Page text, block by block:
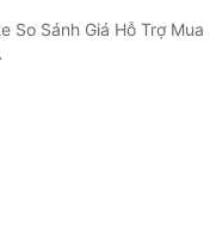
So Sánh Giá Hỗ Trợ Mua